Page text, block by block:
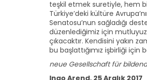
teşkil etmek suretiyle, hem
Türkiye’deki kültüre
Senatosu’nun sağladığı
düzenlediğimiz için
çıkacaktır. Kendisini yakın
bu başlattığımız işbirliği
neue Gesellschaft für
Ingo Arend, 25 Aralık 2017